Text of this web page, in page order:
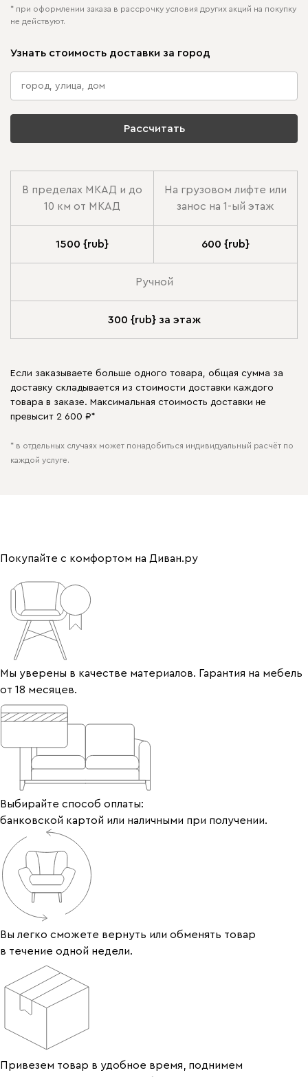
* при оформлении заказа в рассрочку условия других акций на покупку
не действуют.
Узнать стоимость доставки за город
Рассчитать
В пределах МКАД и до
10 км от МКАД
На грузовом лифте или
занос на 1-ый этаж
1500 {rub} 600 {rub}
Ручной
300 {rub} за этаж
Если заказываете больше одного товара, общая сумма за
доставку складывается из стоимости доставки каждого
товара в заказе. Максимальная стоимость доставки не
превысит 2 600 ₽*
* в отдельных случаях может понадобиться индивидуальный расчёт по
каждой услуге.
Покупайте с комфортом на Диван.ру
Мы уверены в качестве материалов. Гарантия на мебель
от 18 месяцев.
Выбирайте способ оплаты:
банковской картой или наличными при получении.
Вы легко сможете вернуть или обменять товар
в течение одной недели.
Привезем товар в удобное время, поднимем